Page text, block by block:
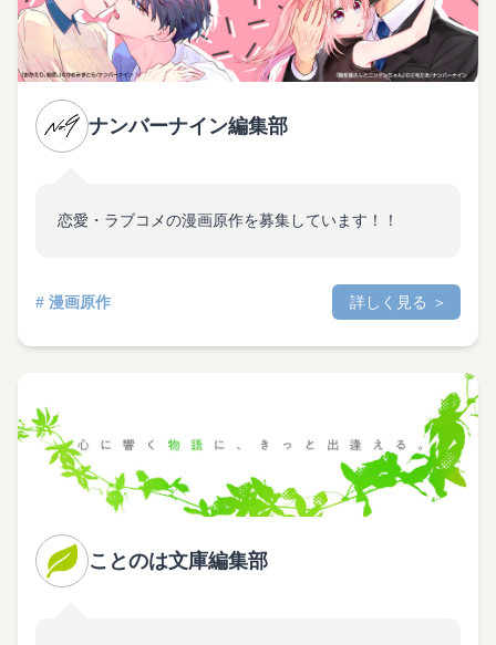
ナンバーナイン編集部
恋愛・ラブコメの漫画原作を募集しています！！
# 漫画原作 詳しく見る ＞
ことのは文庫編集部